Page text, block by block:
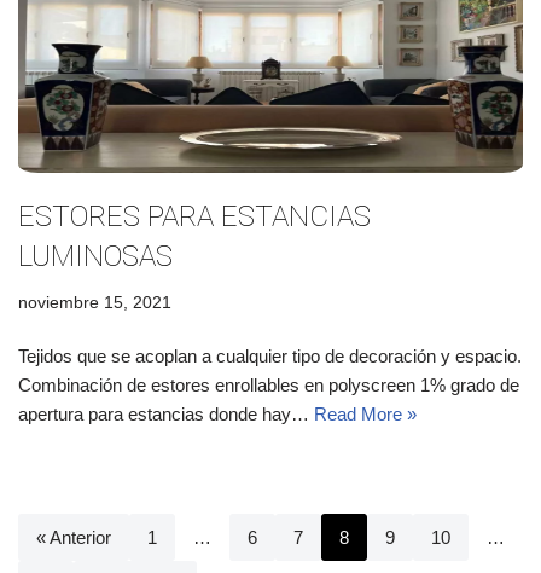
ESTORES PARA ESTANCIAS
LUMINOSAS
noviembre 15, 2021
Tejidos que se acoplan a cualquier tipo de decoración y espacio.
Combinación de estores enrollables en polyscreen 1% grado de
apertura para estancias donde hay… Read More »
« Anterior 1 … 6 7 8 9 10 …